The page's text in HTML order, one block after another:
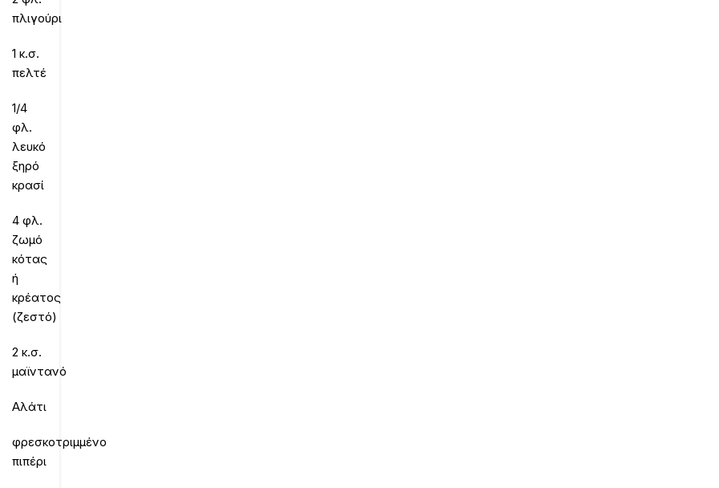
πλιγούρι
1 κ.σ.
πελτέ
1/4
φλ.
λευκό
ξηρό
κρασί
4 φλ.
ζωμό
κότας
ή
κρέατος
(ζεστό)
2 κ.σ.
μαϊντανό
Αλάτι
φρεσκοτριμμένο
πιπέρι